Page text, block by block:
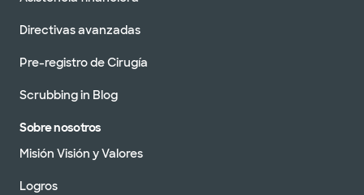
Directivas avanzadas
Pre-registro de Cirugía
Scrubbing in Blog
Sobre nosotros
Misión Visión y Valores
Logros